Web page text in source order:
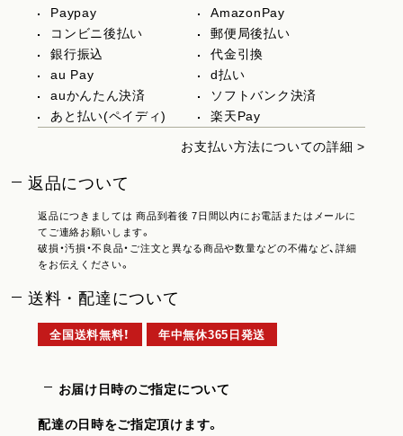
Paypay
AmazonPay
コンビニ後払い
郵便局後払い
銀行振込
代金引換
au Pay
d払い
auかんたん決済
ソフトバンク決済
あと払い(ペイディ)
楽天Pay
お支払い方法についての詳細 >
返品について
返品につきましては 商品到着後 7日間以内にお電話またはメールに
てご連絡お願いします。
破損・汚損・不良品・ご注文と異なる商品や数量などの不備など、詳細
をお伝えください。
送料・配達について
全国送料無料！ 年中無休365日発送
お届け日時のご指定について
配達の日時をご指定頂けます。